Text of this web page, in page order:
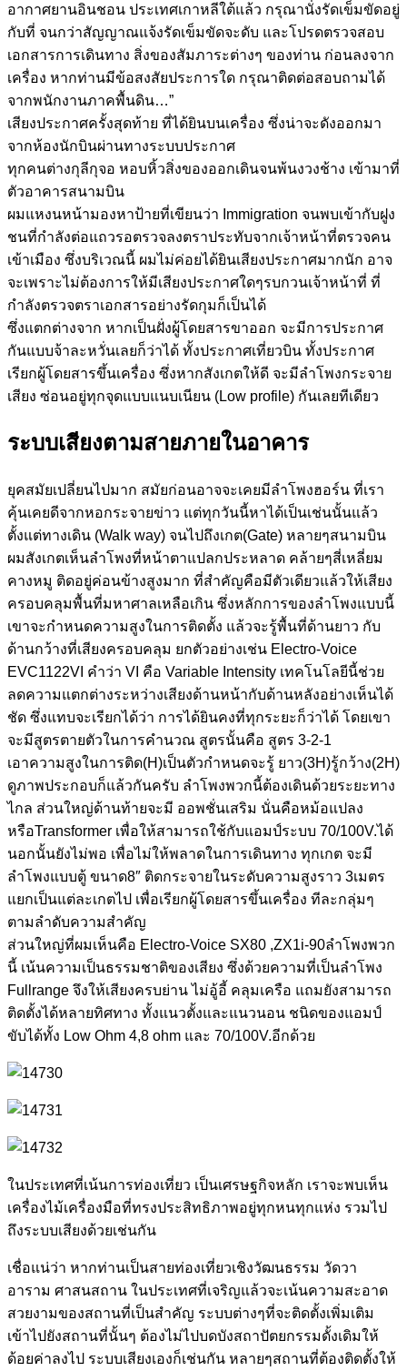
อากาศยานอินชอน ประเทศเกาหลีใต้แล้ว กรุณานั่งรัดเข็มขัดอยู่
กับที่ จนกว่าสัญญาณแจ้งรัดเข็มขัดจะดับ และโปรดตรวจสอบ
เอกสารการเดินทาง สิ่งของสัมภาระต่างๆ ของท่าน ก่อนลงจาก
เครื่อง หากท่านมีข้อสงสัยประการใด กรุณาติดต่อสอบถามได้
จากพนักงานภาคพื้นดิน…”
เสียงประกาศครั้งสุดท้าย ที่ได้ยินบนเครื่อง ซึ่งน่าจะดังออกมา
จากห้องนักบินผ่านทางระบบประกาศ
ทุกคนต่างกุลีกุจอ หอบหิ้วสิ่งของออกเดินจนพ้นงวงช้าง เข้ามาที่
ตัวอาคารสนามบิน
ผมแหงนหน้ามองหาป้ายที่เขียนว่า Immigration จนพบเข้ากับฝูง
ชนที่กำลังต่อแถวรอตรวจลงตราประทับจากเจ้าหน้าที่ตรวจคน
เข้าเมือง ซึ่งบริเวณนี้ ผมไม่ค่อยได้ยินเสียงประกาศมากนัก อาจ
จะเพราะไม่ต้องการให้มีเสียงประกาศใดๆรบกวนเจ้าหน้าที่ ที่
กำลังตรวจตราเอกสารอย่างรัดกุมก็เป็นได้
ซึ่งแตกต่างจาก หากเป็นฝั่งผู้โดยสารขาออก จะมีการประกาศ
กันแบบจ้าละหวั่นเลยก็ว่าได้ ทั้งประกาศเที่ยวบิน ทั้งประกาศ
เรียกผู้โดยสารขึ้นเครื่อง ซึ่งหากสังเกตให้ดี จะมีลำโพงกระจาย
เสียง ซ่อนอยู่ทุกจุดแบบแนบเนียน (Low profile) กันเลยทีเดียว
ระบบเสียงตามสายภายในอาคาร
ยุคสมัยเปลี่ยนไปมาก สมัยก่อนอาจจะเคยมีลำโพงฮอร์น ที่เรา
คุ้นเคยดีจากหอกระจายข่าว แต่ทุกวันนี้หาได้เป็นเช่นนั้นแล้ว
ตั้งแต่ทางเดิน (Walk way) จนไปถึงเกต(Gate) หลายๆสนามบิน
ผมสังเกตเห็นลำโพงที่หน้าตาแปลกประหลาด คล้ายๆสี่เหลี่ยม
คางหมู ติดอยู่ค่อนข้างสูงมาก ที่สำคัญคือมีตัวเดียวแล้วให้เสียง
ครอบคลุมพื้นที่มหาศาลเหลือเกิน ซึ่งหลักการของลำโพงแบบนี้
เขาจะกำหนดความสูงในการติดตั้ง แล้วจะรู้พื้นที่ด้านยาว กับ
ด้านกว้างที่เสียงครอบคลุม ยกตัวอย่างเช่น Electro-Voice
EVC1122VI คำว่า VI คือ Variable Intensity เทคโนโลยีนี้ช่วย
ลดความแตกต่างระหว่างเสียงด้านหน้ากับด้านหลังอย่างเห็นได้
ชัด ซึ่งแทบจะเรียกได้ว่า การได้ยินคงที่ทุกระยะก็ว่าได้ โดยเขา
จะมีสูตรตายตัวในการคำนวณ สูตรนั้นคือ สูตร 3-2-1
เอาความสูงในการติด(H)เป็นตัวกำหนดจะรู้ ยาว(3H)รู้กว้าง(2H)
ดูภาพประกอบก็แล้วกันครับ ลำโพงพวกนี้ต้องเดินด้วยระยะทาง
ไกล ส่วนใหญ่ด้านท้ายจะมี ออพชั่นเสริม นั่นคือหม้อแปลง
หรือTransformer เพื่อให้สามารถใช้กับแอมป์ระบบ 70/100V.ได้
นอกนั้นยังไม่พอ เพื่อไม่ให้พลาดในการเดินทาง ทุกเกต จะมี
ลำโพงแบบตู้ ขนาด8″ ติดกระจายในระดับความสูงราว 3เมตร
แยกเป็นแต่ละเกตไป เพื่อเรียกผู้โดยสารขึ้นเครื่อง ทีละกลุ่มๆ
ตามลำดับความสำคัญ
ส่วนใหญ่ที่ผมเห็นคือ Electro-Voice SX80 ,ZX1i-90ลำโพงพวก
นี้ เน้นความเป็นธรรมชาติของเสียง ซึ่งด้วยความที่เป็นลำโพง
Fullrange จึงให้เสียงครบย่าน ไม่อู้อี้ คลุมเครือ แถมยังสามารถ
ติดตั้งได้หลายทิศทาง ทั้งแนวตั้งและแนวนอน ชนิดของแอมป์
ขับได้ทั้ง Low Ohm 4,8 ohm และ 70/100V.อีกด้วย
ในประเทศที่เน้นการท่องเที่ยว เป็นเศรษฐกิจหลัก เราจะพบเห็น
เครื่องไม้เครื่องมือที่ทรงประสิทธิภาพอยู่ทุกหนทุกแห่ง รวมไป
ถึงระบบเสียงด้วยเช่นกัน
เชื่อแน่ว่า หากท่านเป็นสายท่องเที่ยวเชิงวัฒนธรรม วัดวา
อาราม ศาสนสถาน ในประเทศที่เจริญแล้วจะเน้นความสะอาด
สวยงามของสถานที่เป็นสำคัญ ระบบต่างๆที่จะติดตั้งเพิ่มเติม
เข้าไปยังสถานที่นั้นๆ ต้องไม่ไปบดบังสถาปัตยกรรมดั้งเดิมให้
ด้อยค่าลงไป ระบบเสียงเองก็เช่นกัน หลายๆสถานที่ต้องติดตั้งให้